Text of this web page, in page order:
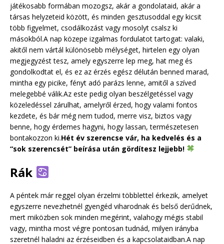
játékosabb formában mozogsz, akár a gondolataid, akár a
társas helyzeteid között, és minden gesztusoddal egy kicsit
több figyelmet, csodálkozást vagy mosolyt csalsz ki
másokból.A nap közepe izgalmas fordulatot tartogat: valaki,
akitől nem vártál különösebb mélységet, hirtelen egy olyan
megjegyzést tesz, amely egyszerre lep meg, hat meg és
gondolkodtat el, és ez az érzés egész délután benned marad,
mintha egy picike, fényt adó parázs lenne, amitől a szíved
melegebbé válik.Az este pedig olyan beszélgetéssel vagy
közeledéssel zárulhat, amelyről érzed, hogy valami fontos
kezdete, és bár még nem tudod, merre visz, biztos vagy
benne, hogy érdemes hagyni, hogy lassan, természetesen
bontakozzon ki.Hét év szerencse vár, ha kedvelés és a
“sok szerencsét” beírása után gördítesz lejjebb!
Rák
A péntek már reggel olyan érzelmi többlettel érkezik, amelyet
egyszerre nevezhetnél gyengéd viharodnak és belső derűdnek,
mert miközben sok minden megérint, valahogy mégis stabil
vagy, mintha most végre pontosan tudnád, milyen irányba
szeretnél haladni az érzéseidben és a kapcsolataidban.A nap